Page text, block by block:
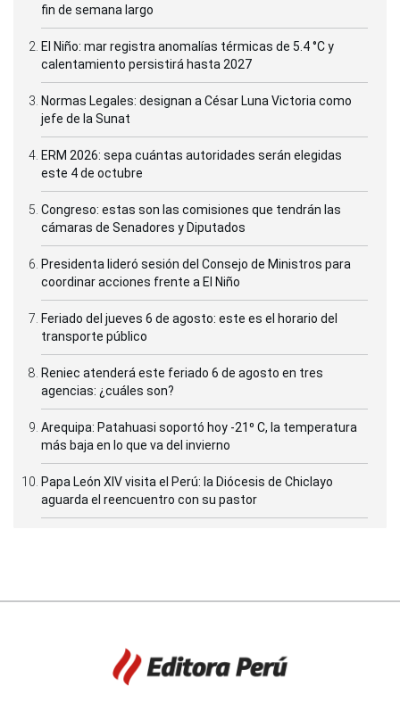
fin de semana largo
El Niño: mar registra anomalías térmicas de 5.4 °C y
calentamiento persistirá hasta 2027
Normas Legales: designan a César Luna Victoria como
jefe de la Sunat
ERM 2026: sepa cuántas autoridades serán elegidas
este 4 de octubre
Congreso: estas son las comisiones que tendrán las
cámaras de Senadores y Diputados
Presidenta lideró sesión del Consejo de Ministros para
coordinar acciones frente a El Niño
Feriado del jueves 6 de agosto: este es el horario del
transporte público
Reniec atenderá este feriado 6 de agosto en tres
agencias: ¿cuáles son?
Arequipa: Patahuasi soportó hoy -21⁰ C, la temperatura
más baja en lo que va del invierno
Papa León XIV visita el Perú: la Diócesis de Chiclayo
aguarda el reencuentro con su pastor